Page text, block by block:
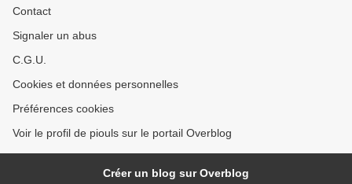
Contact
Signaler un abus
C.G.U.
Cookies et données personnelles
Préférences cookies
Voir le profil de piouls sur le portail Overblog
Créer un blog sur Overblog